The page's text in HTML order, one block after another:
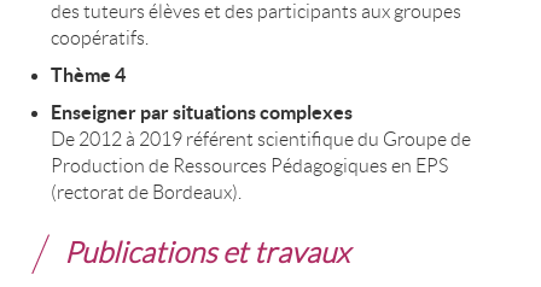
des tuteurs élèves et des participants aux groupes
coopératifs.
Thème 4
Enseigner par situations complexes
De 2012 à 2019 référent scientifique du Groupe de
Production de Ressources Pédagogiques en EPS
(rectorat de Bordeaux).
Publications et travaux